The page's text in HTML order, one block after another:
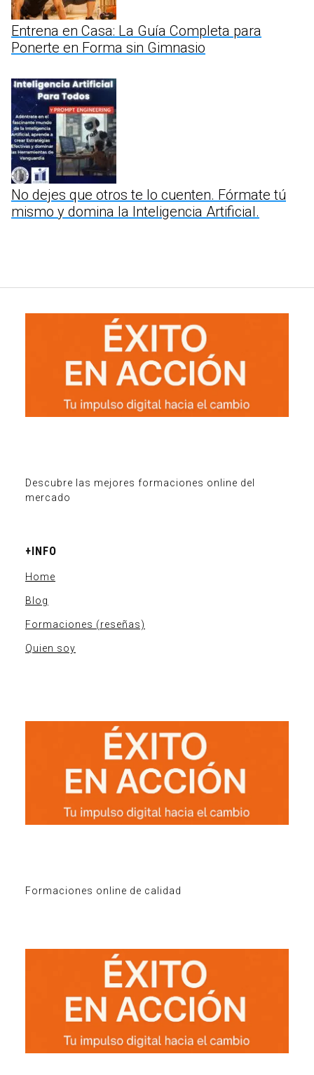
Entrena en Casa: La Guía Completa para
Ponerte en Forma sin Gimnasio
No dejes que otros te lo cuenten. Fórmate tú
mismo y domina la Inteligencia Artificial.
Descubre las mejores formaciones online del
mercado
+INFO
Home
Blog
Formaciones (reseñas)
Quien soy
Formaciones online de calidad